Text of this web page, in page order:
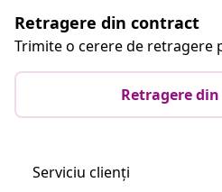
Retragere din contract
Trimite o cerere de retragere
Retragere
Serviciu clienți